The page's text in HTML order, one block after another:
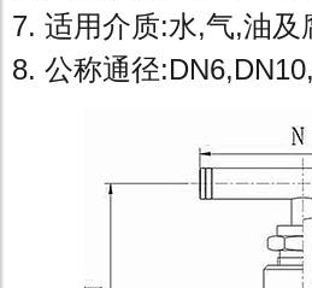
7. 适用介质:水,气,油
8. 公称通径